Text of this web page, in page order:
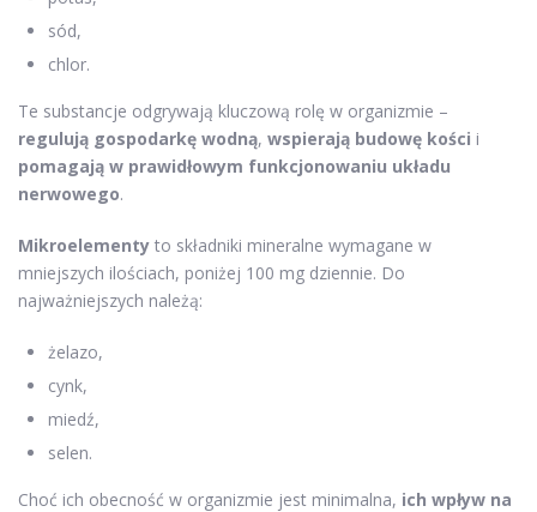
sód,
chlor.
Te substancje odgrywają kluczową rolę w organizmie –
regulują gospodarkę wodną, wspierają budowę kości i
pomagają w prawidłowym funkcjonowaniu układu
nerwowego.
Mikroelementy to składniki mineralne wymagane w
mniejszych ilościach, poniżej 100 mg dziennie. Do
najważniejszych należą:
żelazo,
cynk,
miedź,
selen.
Choć ich obecność w organizmie jest minimalna, ich wpływ na